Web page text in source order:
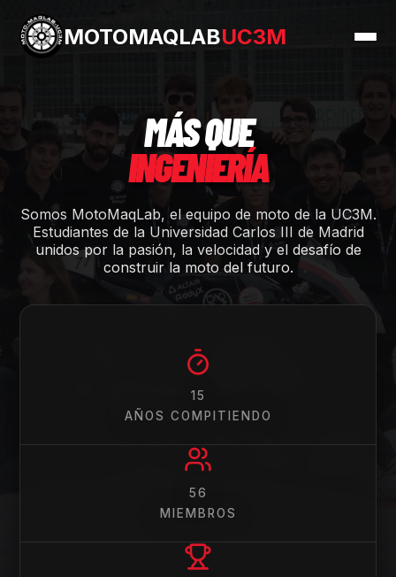
MOTOMAQLABUC3M
MÁS QUE
INGENIERÍA
Somos MotoMaqLab, el equipo de moto de la UC3M.
Estudiantes de la Universidad Carlos III de Madrid
unidos por la pasión, la velocidad y el desafío de
construir la moto del futuro.
15
AÑOS COMPITIENDO
56
MIEMBROS